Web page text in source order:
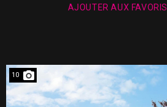
AJOUTER AUX FAVORIS
10